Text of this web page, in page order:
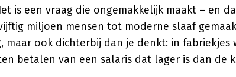
is een vraag die ongemakkelijk maakt – en
miljoen mensen tot moderne slaaf
maar ook dichterbij dan je denkt: in fabriekjes
betalen van een salaris dat lager is dan de